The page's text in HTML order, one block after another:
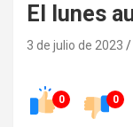
El lunes
3 de julio de 2023
0 0